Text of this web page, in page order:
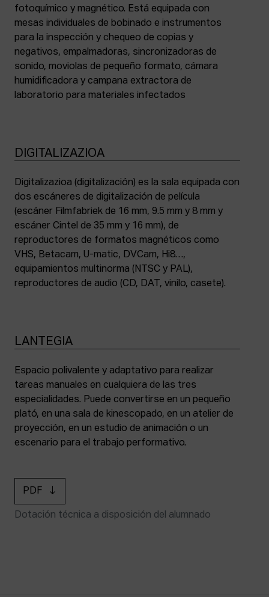
fotoquímico y magnético. Está equipada con
mesas individuales de bobinado e instrumentos
para la inspección y chequeo de copias y
negativos, empalmadoras, sincronizadoras de
sonido, moviolas de pequeño formato, cámara
humidificadora y campana extractora de
laboratorio para materiales infectados
DIGITALIZAZIOA
Digitalizazioa (digitalización) es la sala equipada con
dos escáneres de digitalización de película
(escáner Filmfabriek de 16 mm, 9.5 mm y 8 mm y
escáner Cintel de 35 mm y 16 mm), de
reproductores de formatos magnéticos como
VHS, Betacam, U-matic, DVCam, Hi8…,
equipamientos multinorma (NTSC y PAL),
reproductores de audio (CD, DAT, vinilo, casete).
LANTEGIA
Espacio polivalente y adaptativo para realizar
tareas manuales en cualquiera de las tres
especialidades. Puede convertirse en un pequeño
plató, en una sala de kinescopado, en un atelier de
proyección, en un estudio de animación o un
escenario para el trabajo performativo.
PDF
Dotación técnica a disposición del alumnado